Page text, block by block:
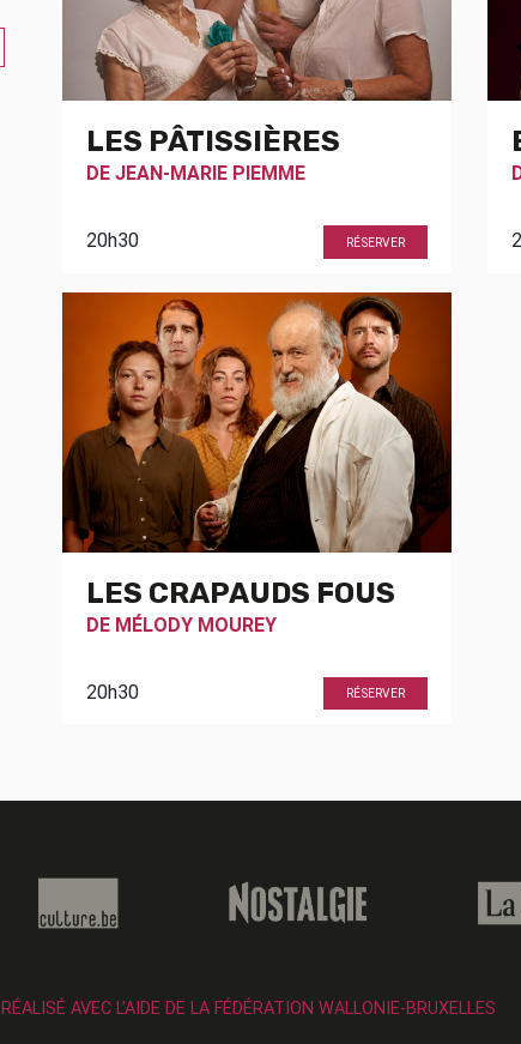
LES PÂTISSIÈRES
DE JEAN-MARIE PIEMME
20h30 RÉSERVER
LES CRAPAUDS FOUS
DE MÉLODY MOUREY
20h30 RÉSERVER
RÉALISÉ AVEC L’AIDE DE LA FÉDÉRATION WALLONIE-BRUXELLES